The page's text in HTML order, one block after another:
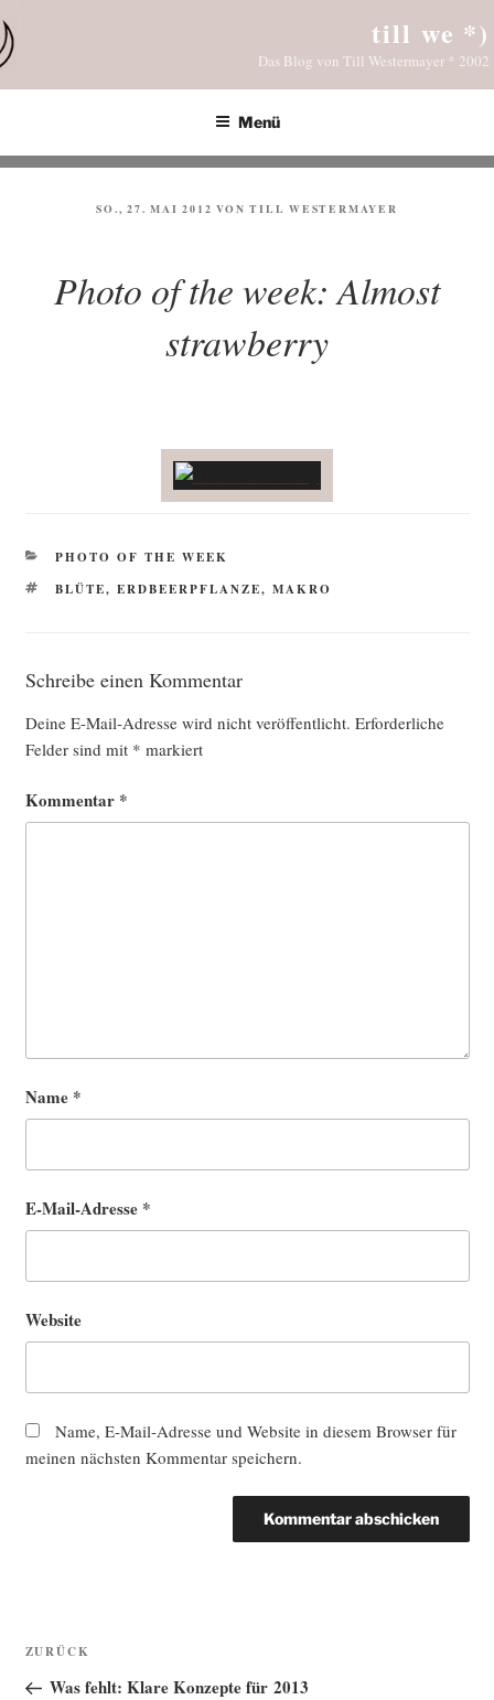
Inhalt
springen
till we *)
Das Blog von Till Westermayer * 2002
Menü
VERÖFFENTLICHT
SO., 27. MAI 2012 VONTILL WESTERMAYER
Photo of the week: Almost
strawberry
KATEGORIEN
PHOTO OF THE WEEK
SCHLAGWÖRTER
BLÜTE, ERDBEERPFLANZE, MAKRO
Schreibe einen Kommentar
Deine E-Mail-Adresse wird nicht veröffentlicht. Erforderliche
Felder sind mit * markiert
Kommentar *
Name *
E-Mail-Adresse *
Website
Name, E-Mail-Adresse und Website in diesem Browser für
meinen nächsten Kommentar speichern.
Beitragsnavigation
Vorheriger
Beitrag
ZURÜCK
Was fehlt: Klare Konzepte für 2013